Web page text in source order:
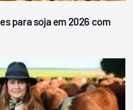
para soja em 2026 com